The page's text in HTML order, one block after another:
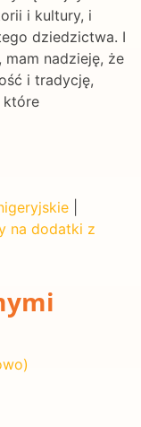
i kultury, i
dziedzictwa. I
nadzieję, że
i tradycję,
które
na dodatki z